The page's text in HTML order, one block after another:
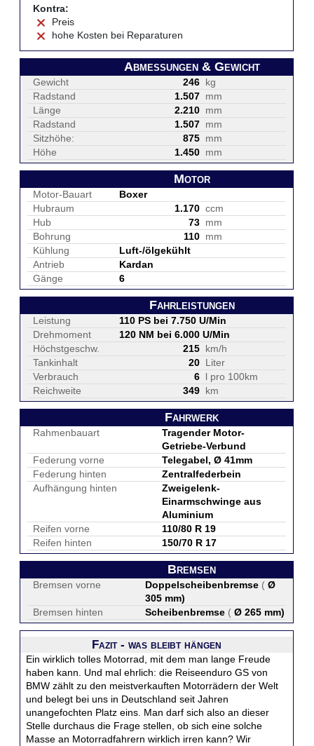
Kontra:
Preis
hohe Kosten bei Reparaturen
Abmessungen & Gewicht
Gewicht 246 kg
Radstand
1.507 mm
Länge
2.210 mm
Radstand
1.507 mm
Sitzhöhe:
875 mm
Höhe
1.450 mm
Motor
Motor-Bauart
Boxer
Hubraum
1.170 ccm
Hub
73 mm
Bohrung
110 mm
Kühlung
Luft-/ölgekühlt
Antrieb
Kardan
Gänge
6
Fahrleistungen
Leistung
110 PS bei 7.750 U/Min
Drehmoment
120 NM bei 6.000 U/Min
Höchstgeschw.
215 km/h
Tankinhalt
20 Liter
Verbrauch
6 l pro 100km
Reichweite
349 km
Fahrwerk
Rahmenbauart
Tragender Motor-
Getriebe-Verbund
Federung vorne
Telegabel, Ø 41mm
Federung hinten
Zentralfederbein
Aufhängung hinten
Zweigelenk-
Einarmschwinge aus
Aluminium
Reifen vorne
110/80 R 19
Reifen hinten
150/70 R 17
Bremsen
Bremsen vorne Doppelscheibenbremse ( Ø
305 mm)
Bremsen hinten
Scheibenbremse ( Ø 265 mm)
Fazit - was bleibt hängen
Ein wirklich tolles Motorrad, mit dem man lange Freude
haben kann. Und mal ehrlich: die Reiseenduro GS von
BMW zählt zu den meistverkauften Motorrädern der Welt
und belegt bei uns in Deutschland seit Jahren
unangefochten Platz eins. Man darf sich also an dieser
Stelle durchaus die Frage stellen, ob sich eine solche
Masse an Motorradfahrern wirklich irren kann? Wir